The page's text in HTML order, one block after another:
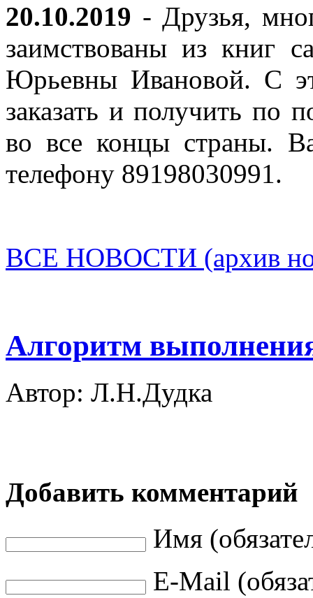
20.10.2019 - Друзья,
заимствованы из книг
Юрьевны Ивановой. С
заказать и получить по
во все концы страны.
телефону 89198030991.
ВСЕ НОВОСТИ (архив
Алгоритм
Автор: Л.Н.Дудка
Добавить комментарий
Имя
E-Mail